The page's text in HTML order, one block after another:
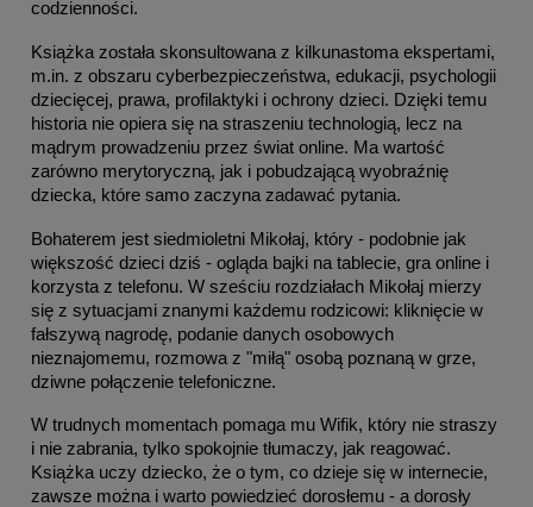
codzienności.
Książka została skonsultowana z kilkunastoma ekspertami,
m.in. z obszaru cyberbezpieczeństwa, edukacji, psychologii
dziecięcej, prawa, profilaktyki i ochrony dzieci. Dzięki temu
historia nie opiera się na straszeniu technologią, lecz na
mądrym prowadzeniu przez świat online. Ma wartość
zarówno merytoryczną, jak i pobudzającą wyobraźnię
dziecka, które samo zaczyna zadawać pytania.
Bohaterem jest siedmioletni Mikołaj, który - podobnie jak
większość dzieci dziś - ogląda bajki na tablecie, gra online i
korzysta z telefonu. W sześciu rozdziałach Mikołaj mierzy
się z sytuacjami znanymi każdemu rodzicowi: kliknięcie w
fałszywą nagrodę, podanie danych osobowych
nieznajomemu, rozmowa z "miłą" osobą poznaną w grze,
dziwne połączenie telefoniczne.
W trudnych momentach pomaga mu Wifik, który nie straszy
i nie zabrania, tylko spokojnie tłumaczy, jak reagować.
Książka uczy dziecko, że o tym, co dzieje się w internecie,
zawsze można i warto powiedzieć dorosłemu - a dorosły